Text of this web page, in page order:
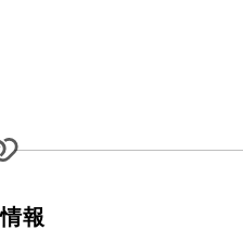
報